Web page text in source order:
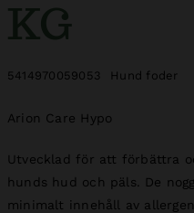
KG
5414970059053 Hund foder
Arion Care Hypo
Utvecklad för att förbättra
hunds hud och päls. De
minimalt innehåll av